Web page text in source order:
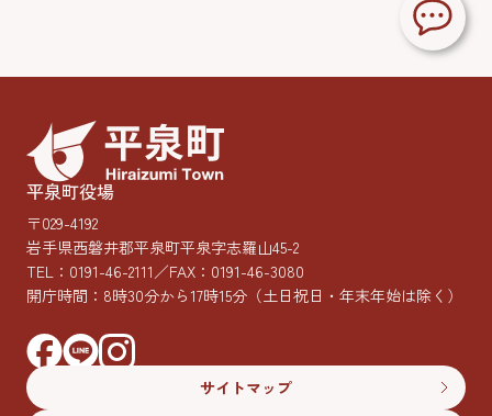
平泉町役場
〒029-4192
岩手県西磐井郡平泉町平泉字志羅山45-2
TEL： 0191-46-2111／FAX：0191-46-3080
開庁時間：8時30分から17時15分 （土日祝日・年末年始は除く）
サイトマップ